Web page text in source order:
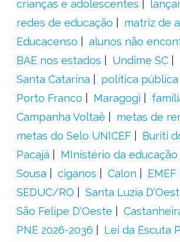
crianças e adolescentes
redes de educação
matriz de
Educacenso
alunos não
BAE nos estados
Undime SC
Santa Catarina
política pública
Porto Franco
Maragogi
Campanha Voltaê
metas de
metas do Selo UNICEF
Buriti
Pacajá
MInistério da educação
Sousa
ciganos Calon
SEDUC/RO
Santa Luzia
São Felipe D'Oeste
PNE 2026-2036
Lei da Escuta